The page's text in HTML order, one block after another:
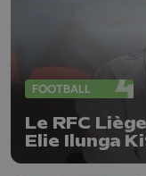
FOOTBALL
Le RFC
Elie Ilunga